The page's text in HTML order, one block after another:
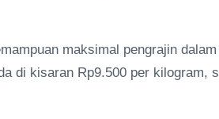
maksimal pengrajin
di kisaran Rp9.500 per kilogram,